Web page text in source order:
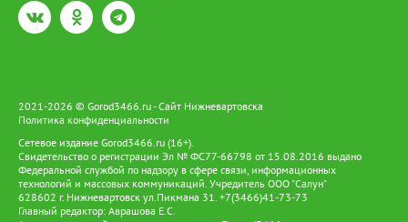
2021-2026 © Gorod3466.ru - Сайт Нижневартовска
Политика конфиденциальности
Сетевое издание Gorod3466.ru (16+).
Свидетельство о регистрации Эл № ФС77-66798 от 15.08.2016 выдано
Федеральной службой по надзору в сфере связи, информационных
технологий и массовых коммуникаций. Учредитель ООО "Салун"
628602 г. Нижневартовск ул.Пикмана 31. +7(3466)41-73-73
Главный редактор: Аврашова Е.С.